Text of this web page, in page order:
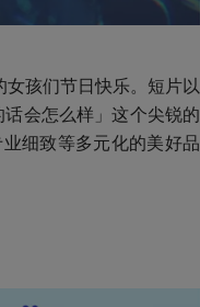
孩们节日快乐。短片以
会怎么样」这个尖锐的
细致等多元化的美好品